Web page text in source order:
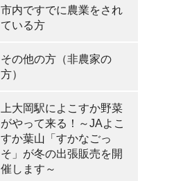
市内ですでに農業をされ
ている方
その他の方（非農家の
方）
上大岡駅によこすか野菜
がやって来る！～JAよこ
すか葉山「すかなごっ
そ」が冬の出張販売を開
催します～